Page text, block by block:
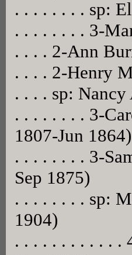
. . . . . . . . sp:
. . . . . . . . 3-
. . . . 2-Ann
. . . . 2-Henry
. . . . sp:
. . . . . . . . 3-
1807-Jun 1864)
. . . . . . . . 3-
Sep 1875)
. . . . . . . . sp:
1904)
. . . . . . . . . . .